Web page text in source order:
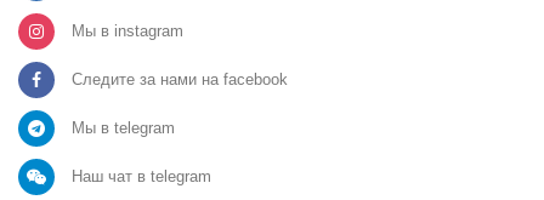
Мы в instagram
Следите за нами на facebook
Мы в telegram
Наш чат в telegram